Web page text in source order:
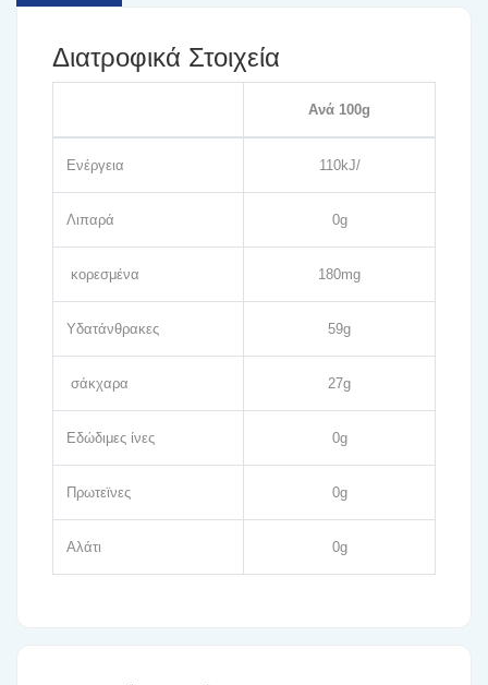
Διατροφικά Στοιχεία
Ανά 100g
Ενέργεια 110kJ/
Λιπαρά 0g
κορεσμένα 180mg
Υδατάνθρακες 59g
σάκχαρα 27g
Εδώδιμες ίνες 0g
Πρωτεϊνες 0g
Αλάτι 0g